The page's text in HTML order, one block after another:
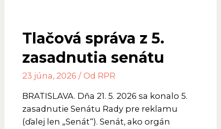
AK
Tlačová správa z 5.
zasadnutia senátu
23 júna, 2026 / Od RPR
BRATISLAVA. Dňa 21. 5. 2026 sa konalo 5.
zasadnutie Senátu Rady pre reklamu
(ďalej len „Senát“). Senát, ako orgán